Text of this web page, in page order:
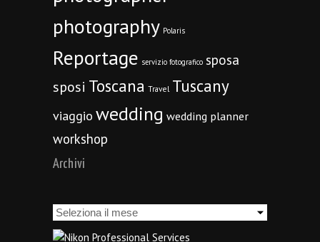
photography Polaris
Reportage servizio fotografico sposa
sposi Toscana Travel Tuscany
viaggio wedding wedding planner
workshop
Archivi
Archivi